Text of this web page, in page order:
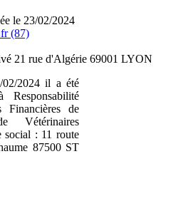
le 23/02/2024
(87)
21 rue d'Algérie 69001 LYON
2024 il a été
Financières de
Vétérinaires
social : 11 route
87500 ST